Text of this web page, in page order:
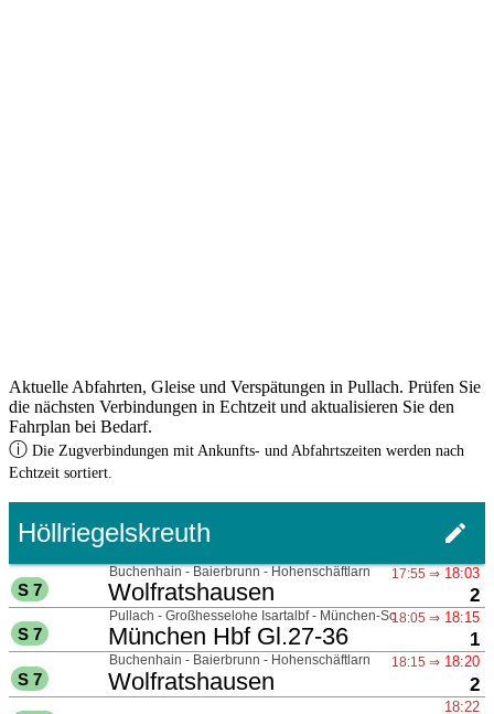
Aktuelle Abfahrten, Gleise und Verspätungen in Pullach. Prüfen Sie
die nächsten Verbindungen in Echtzeit und aktualisieren Sie den
Fahrplan bei Bedarf.
ⓘ Die Zugverbindungen mit Ankunfts- und Abfahrtszeiten werden nach
Echtzeit sortiert.